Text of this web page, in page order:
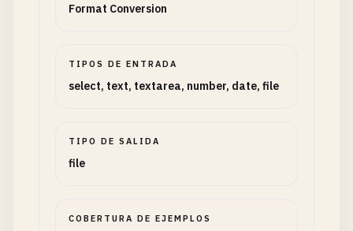
Format Conversion
TIPOS DE ENTRADA
select, text, textarea, number, date, file
TIPO DE SALIDA
file
COBERTURA DE EJEMPLOS